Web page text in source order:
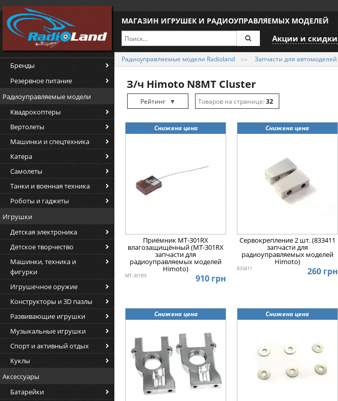
МАГАЗИН ИГРУШЕК И РАДИОУПРАВЛЯЕМЫХ МОДЕЛЕЙ
Акции и скидки
Бренды
Резервное питание
Радиоуправляемые модели
Квадрокоптеры
Вертолеты
Машинки и спецтехника
Катера
Самолеты
Танки и военная техника
Роботы и гаджеты
Игрушки
Детская электроника
Детское творчество
Машинки, техника и
фигурки
Игрушечное оружие
Конструкторы и 3D пазлы
Развивающие игрушки
Музыкальные игрушки
Спорт и активный отдых
Куклы
Аксессуары
Батарейки
Радиоуправляемые модели Radioland Запчасти для автомоделей
З/ч Himoto N8MT Cluster
Рейтинг
▼
Дата ▲
Цена ▼
32
128
Снижена цена
Приёмник MT-301RX
влагозащищённый (MT-301RX
запчасти для
радиоуправляемых моделей
Himoto)
MT-301RX 910 грн
Снижена цена
Сервокрепление 2 шт. (833411
запчасти для
радиоуправляемых моделей
Himoto)
833411 260 грн
Снижена цена Снижена цена